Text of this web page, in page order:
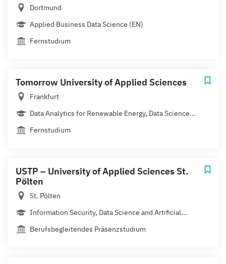
Dortmund
Applied Business Data Science (EN)
Fernstudium
Tomorrow University of Applied Sciences
Frankfurt
Data Analytics for Renewable Energy, Data Science...
Fernstudium
USTP – University of Applied Sciences St.
Pölten
St. Pölten
Information Security, Data Science and Artificial...
Berufsbegleitendes Präsenzstudium